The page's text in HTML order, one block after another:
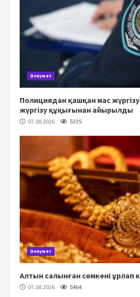
Әлеумет
Полициядан қашқан мас
жүргізу құқығынан айырылды
07.08.2026 5335
Әлеумет
Алтын салынған сөмкені ұрлап
07.08.2026 5464